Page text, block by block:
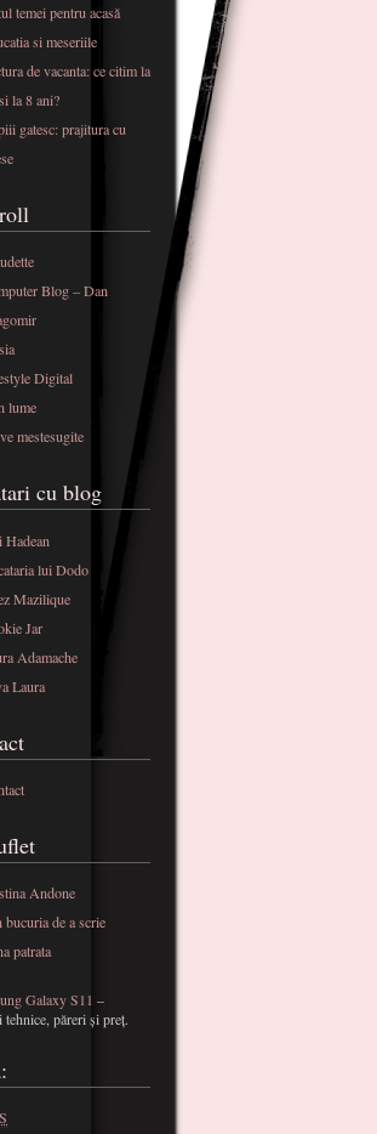
temei pentru acasă
si meseriile
de vacanta: ce citim la
la 8 ani?
gatesc: prajitura cu
Blog – Dan
Digital
lume
mestesugite
cu blog
Hadean
lui Dodo
Mazilique
Jar
Adamache
Laura
Andone
bucuria de a scrie
patrata
Galaxy S11 –
tehnice, păreri și preț.